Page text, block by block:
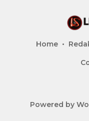
Home
Powered by